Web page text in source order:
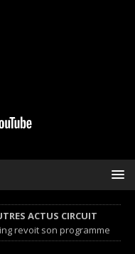
ACTUS CIRCUIT
revoit son programme